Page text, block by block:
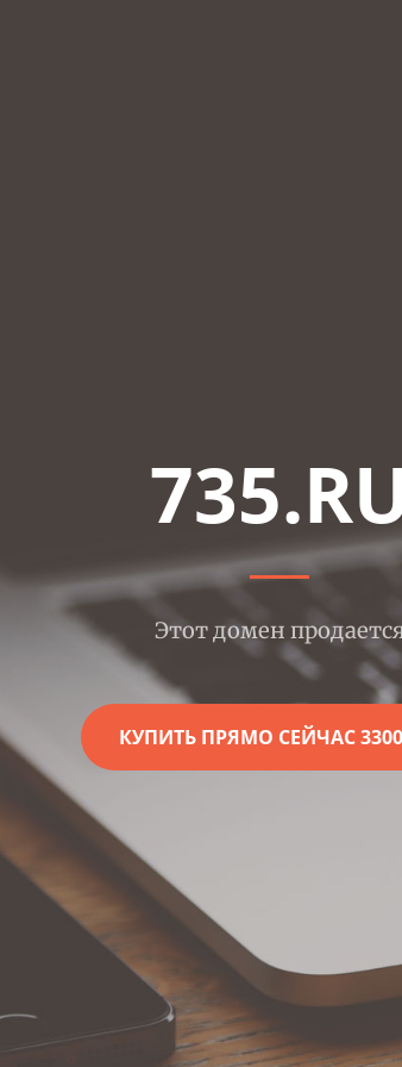
Этот домен
КУПИТЬ ПРЯМО СЕЙЧАС